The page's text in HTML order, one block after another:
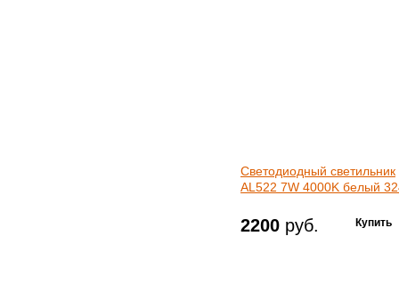
Светодиодный светильник
AL522 7W 4000K белый
2200 руб.